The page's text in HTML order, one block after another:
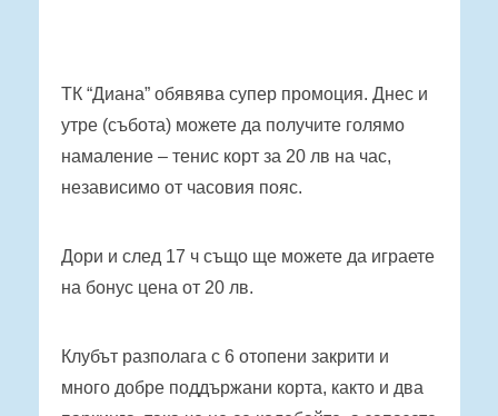
ТК “Диана” обявява супер промоция. Днес и
утре (събота) можете да получите голямо
намаление – тенис корт за 20 лв на час,
независимо от часовия пояс.
Дори и след 17 ч също ще можете да играете
на бонус цена от 20 лв.
Клубът разполага с 6 отопени закрити и
много добре поддържани корта, както и два